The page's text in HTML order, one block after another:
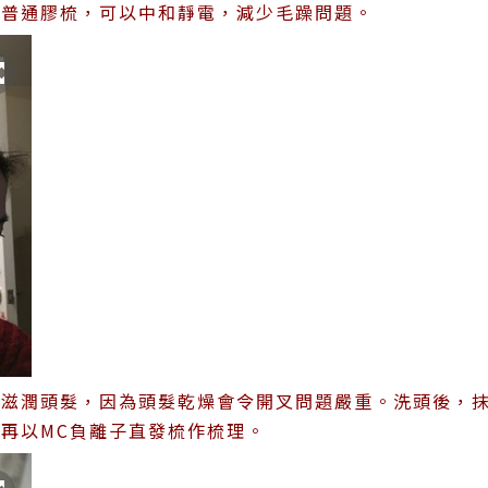
通膠梳，可以中和靜電，減少毛躁問題。
潤頭髮，因為頭髮乾燥會令開叉問題嚴重。洗頭後，
以MC負離子直發梳作梳理。